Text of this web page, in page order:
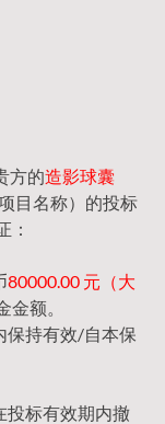
方的造影球囊
目名称）的投标
：
80000.00 元（大
金额。
保持有效/自本保
投标有效期内撤